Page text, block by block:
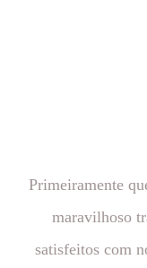
Primeiramente
maravilhoso
satisfeitos com